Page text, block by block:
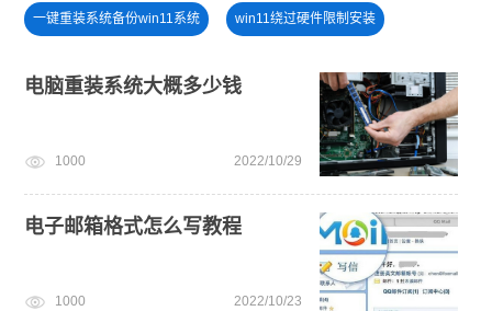
一键重装系统备份win11系统 win11绕过硬件限制安装
win11怎么退回win10
win7系统安装教程 win11正式版 win11升级
win11系统重装 安装win10系统
电脑重装系统大概多少钱
1000 2022/10/29
电子邮箱格式怎么写教程
1000 2022/10/23